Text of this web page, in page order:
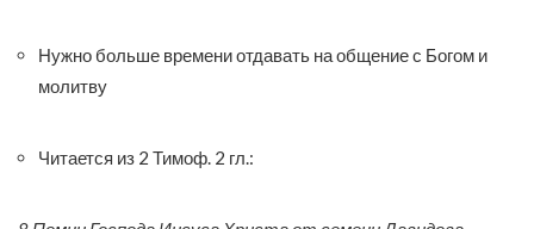
Нужно больше времени отдавать на общение с Богом и
молитву
Читается из 2 Тимоф. 2 гл.: